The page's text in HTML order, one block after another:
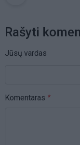
Rašyti
Jūsų vardas
Komentaras